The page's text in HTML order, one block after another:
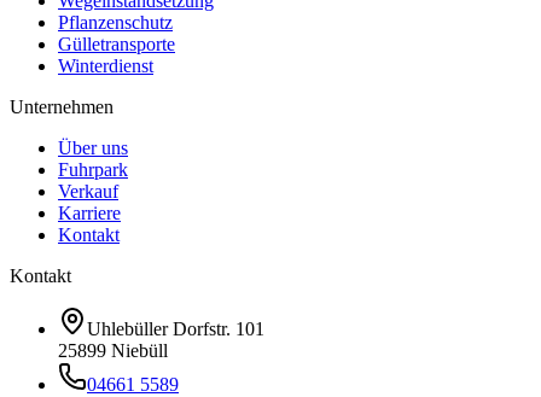
Pflanzenschutz
Gülletransporte
Winterdienst
Unternehmen
Über uns
Fuhrpark
Verkauf
Karriere
Kontakt
Kontakt
Uhlebüller Dorfstr. 101
25899 Niebüll
04661 5589